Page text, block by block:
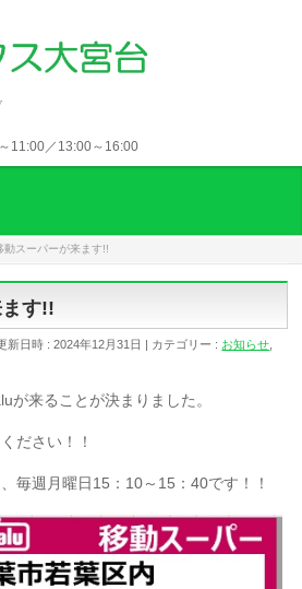
11:00／13:00～16:00
動スーパーが来ます!!
す!!
新日時 : 2024年12月31日 カテゴリー : お知らせ
が来ることが決まりました。
ださい！！
毎週月曜日15：10～15：40です！！